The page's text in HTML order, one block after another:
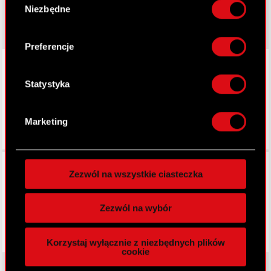
Gromadzić dane dotyczące Twojej
lokalizacji geograficznej z dokładnością nawet
Identyfikować Twoje urządzenie, aktywnie
analizując charakteryzującego je zbiory
palca)
osobiste dane są przetwarzane oraz ustaw własne
preferencje w
. W Deklaracji
zgodę w dowolnej chwili.
funkcje społecznościowe i analizować ruch w
naszej witrynie. Informacje o tym, jak korzystasz
z naszej witryny, udostępniamy partnerom
społecznościowym, reklamowym i analitycznym.
zgody
Niezbędne
Preferencje
Statystyka
Marketing
Zezwól na wszystkie ciasteczka
Zezwól na wybór
Korzystaj wyłącznie z niezbędnych plików
cookie
gear.cdprojektred.com
Facebook